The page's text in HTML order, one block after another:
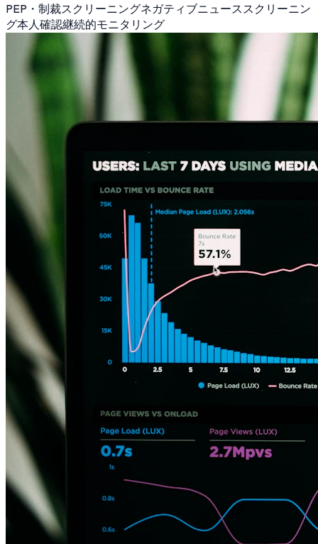
PEP・制裁スクリーニングネガティブニューススクリーニン
グ本人確認継続的モニタリング